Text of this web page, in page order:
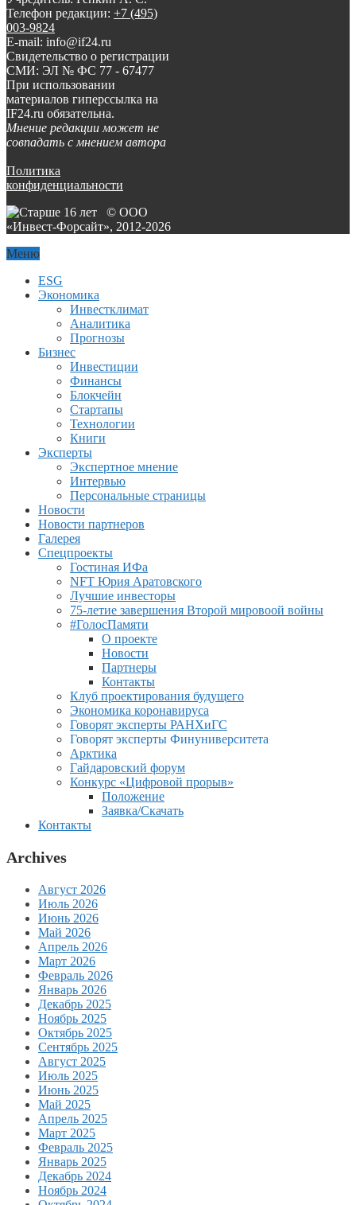
Телефон редакции: +7 (495)
003-9824
E-mail: info@if24.ru
Свидетельство о регистрации
СМИ: ЭЛ № ФС 77 - 67477
При использовании
материалов гиперссылка на
IF24.ru обязательна.
Мнение редакции может не
совпадать с мнением автора
Политика
конфиденциальности
© ООО
«Инвест-Форсайт», 2012-2026
Меню
ESG
Экономика
Инвестклимат
Аналитика
Прогнозы
Бизнес
Инвестиции
Финансы
Блокчейн
Стартапы
Технологии
Книги
Эксперты
Экспертное мнение
Интервью
Персональные страницы
Новости
Новости партнеров
Галерея
Спецпроекты
Гостиная ИФа
NFT Юрия Аратовского
Лучшие инвесторы
75-летие завершения Второй мировоой войны
#ГолосПамяти
О проекте
Новости
Партнеры
Контакты
Клуб проектирования будущего
Экономика коронавируса
Говорят эксперты РАНХиГС
Говорят эксперты Финуниверситета
Арктика
Гайдаровский форум
Конкурс «Цифровой прорыв»
Положение
Заявка/Скачать
Контакты
Archives
Август 2026
Июль 2026
Июнь 2026
Май 2026
Апрель 2026
Март 2026
Февраль 2026
Январь 2026
Декабрь 2025
Ноябрь 2025
Октябрь 2025
Сентябрь 2025
Август 2025
Июль 2025
Июнь 2025
Май 2025
Апрель 2025
Март 2025
Февраль 2025
Январь 2025
Декабрь 2024
Ноябрь 2024